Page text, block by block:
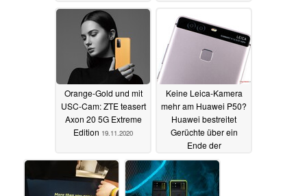
Orange-Gold und mit
USC-Cam: ZTE teasert
Axon 20 5G Extreme
Edition 19.11.2020
Keine Leica-Kamera
mehr am Huawei P50?
Huawei bestreitet
Gerüchte über ein
Ende der
Zusammenarbeit
18.11.2020